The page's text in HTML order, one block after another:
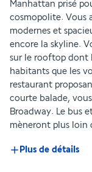
Manhattan prisé
cosmopolite. Vous
modernes et
encore la skyline.
sur le rooftop dont
habitants que les
restaurant
courte balade,
Broadway. Le bus
mèneront plus loin
Plus de détails